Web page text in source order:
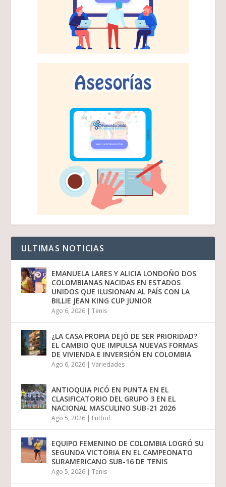
ULTIMAS NOTICIAS
EMANUELA LARES Y ALICIA LONDOÑO DOS
COLOMBIANAS NACIDAS EN ESTADOS
UNIDOS QUE ILUSIONAN AL PAÍS CON LA
BILLIE JEAN KING CUP JUNIOR
Ago 6, 2026 |Tenis
¿LA CASA PROPIA DEJÓ DE SER PRIORIDAD?
EL CAMBIO QUE IMPULSA NUEVAS FORMAS
DE VIVIENDA E INVERSIÓN EN COLOMBIA
Ago 6, 2026 |Variedades
ANTIOQUIA PICÓ EN PUNTA EN EL
CLASIFICATORIO DEL GRUPO 3 EN EL
NACIONAL MASCULINO SUB-21 2026
Ago 5, 2026 | Futbol
EQUIPO FEMENINO DE COLOMBIA LOGRÓ SU
SEGUNDA VICTORIA EN EL CAMPEONATO
SURAMERICANO SUB-16 DE TENIS
Ago 5, 2026 |Tenis